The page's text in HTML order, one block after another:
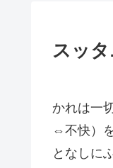
スッ
かれは一
⇔不快）
となしに